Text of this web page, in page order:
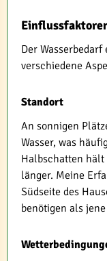
Der
verschiedene
Standort
An sonnigen
Wasser, was
Halbschatten
länger. Meine
Südseite des
benötigen als